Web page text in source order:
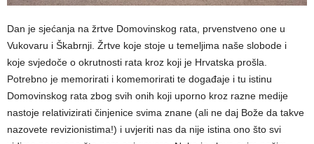
Dan je sjećanja na žrtve Domovinskog rata, prvenstveno one u
Vukovaru i Škabrnji. Žrtve koje stoje u temeljima naše slobode i
koje svjedoče o okrutnosti rata kroz koji je Hrvatska prošla.
Potrebno je memorirati i komemorirati te događaje i tu istinu
Domovinskog rata zbog svih onih koji uporno kroz razne medije
nastoje relativizirati činjenice svima znane (ali ne daj Bože da takve
nazovete revizionistima!) i uvjeriti nas da nije istina ono što svi